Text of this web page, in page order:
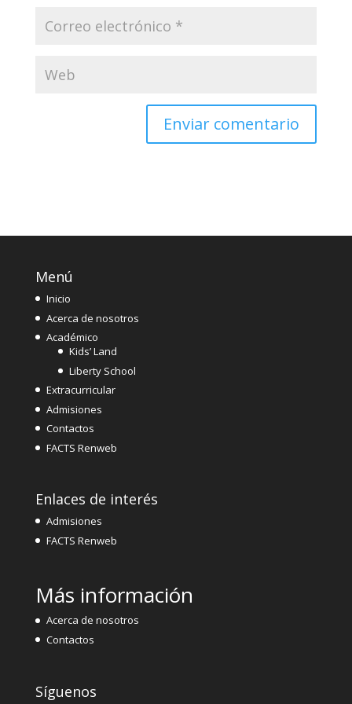
Menú
Inicio
Acerca de nosotros
Académico
Kids’ Land
Liberty School
Extracurricular
Admisiones
Contactos
FACTS Renweb
Enlaces de interés
Admisiones
FACTS Renweb
Más información
Acerca de nosotros
Contactos
Síguenos